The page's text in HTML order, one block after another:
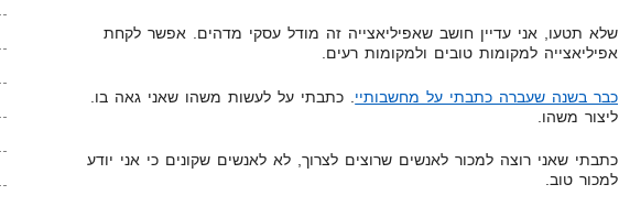
שלא תטעו, אני עדיין חושב שאפיליאצייה זה מודל עסקי מדהים. אפשר לקחת
אפיליאצייה למקומות טובים ולמקומות רעים.
כבר בשנה שעברה כתבתי על מחשבותיי . כתבתי על לעשות משהו שאני גאה בו.
ליצור משהו.
כתבתי שאני רוצה למכור לאנשים שרוצים לצרוך, לא לאנשים שקונים כי אני יודע
למכור טוב.